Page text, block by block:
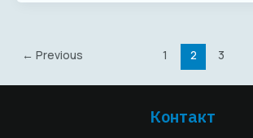
← Previous 1 2 3
Контакт